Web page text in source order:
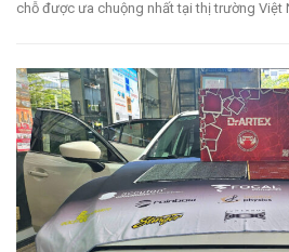
chỗ được ưa chuộng nhất tại thị trường Việt